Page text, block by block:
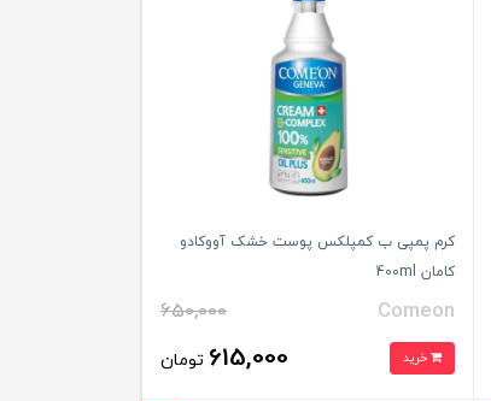
کرم پمپی ب کمپلکس پوست خشک آووکادو
کامان 400ml
Comeon
650,000
خرید 615,000 تومان